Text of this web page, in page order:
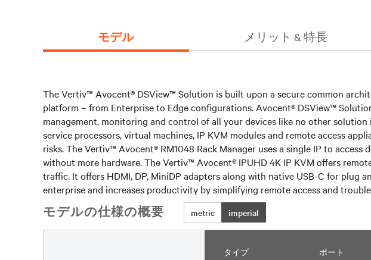
モデル メリット & 特長
The Vertiv™ Avocent® DSView™ Solution is built upon a secure common
platform – from Enterprise to Edge configurations. Avocent® DSView™
management, monitoring and control of all your devices like no other
service processors, virtual machines, IP KVM modules and remote access
risks. The Vertiv™ Avocent® RM1048 Rack Manager uses a single IP to
without more hardware. The Vertiv™ Avocent® IPUHD 4K IP KVM offers
traffic. It offers HDMI, DP, MiniDP adapters along with native USB-C for plug
enterprise and increases productivity by simplifying remote access and
モデルの仕様の概要 metric imperial
タイプ ポート